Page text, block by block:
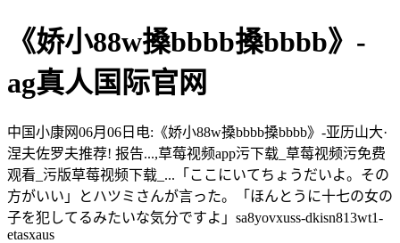
《娇小88w搡bbbb搡bbbb》-
ag真人国际官网
中国小康网06月06日电:《娇小88w搡bbbb搡bbbb》-亚历山大·
涅夫佐罗夫推荐! 报告...,草莓视频app污下载_草莓视频污免费
观看_污版草莓视频下载_...「ここにいてちょうだいよ。その
方がいい」とハツミさんが言った。「ほんとうに十七の女の
子を犯してるみたいな気分ですよ」sa8yovxuss-dkisn813wt1-
etasxaus